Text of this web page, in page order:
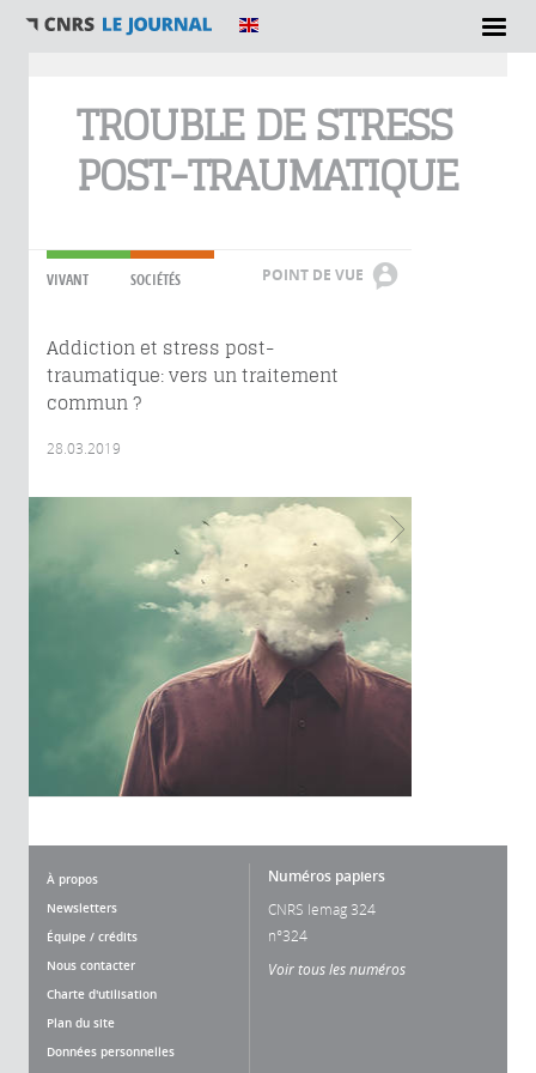
TROUBLE DE STRESS
POST-TRAUMATIQUE
VIVANT SOCIÉTÉS POINT DE VUE
Addiction et stress post-
traumatique: vers un traitement
commun ?
28.03.2019
À propos
Newsletters
Équipe / crédits
Nous contacter
Charte d'utilisation
Plan du site
Données personnelles
Numéros papiers
CNRS lemag 324
n°324
Voir tous les numéros